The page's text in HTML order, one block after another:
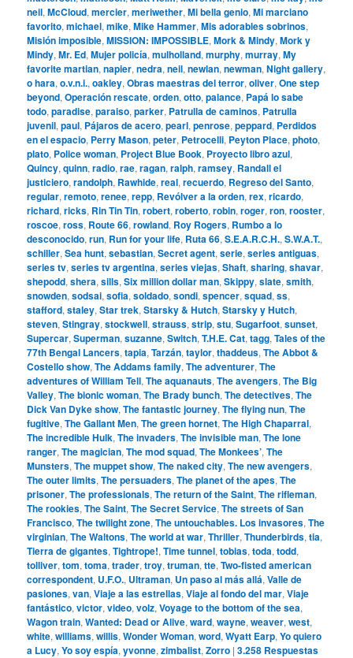
neil,McCloud,mercier,meriwether,Mi bella genio,Mi marciano
favorito,michael,mike,Mike Hammer,Mis adorables sobrinos,
Misión imposible,MISSION: IMPOSSIBLE,Mork & Mindy,Mork y
Mindy,Mr. Ed,Mujer policía,mulholland,murphy,murray,My
favorite martian,napier,nedra,neil,newlan,newman,Night gallery,
o hara,o.v.n.i.,oakley,Obras maestras del terror,oliver,One step
beyond,Operación rescate,orden,otto,palance, Papá lo sabe
todo,paradise,paraiso,parker, Patrulla de caminos, Patrulla
juvenil,paul, Pájaros de acero,pearl,penrose,peppard, Perdidos
en el espacio, Perry Mason,peter, Petrocelli, Peyton Place,photo,
plato, Police woman, Project Blue Book, Proyecto libro azul,
Quincy,quinn,radio,rae,ragan,ralph,ramsey, Randall el
justiciero,randolph, Rawhide,real,recuerdo, Regreso del Santo,
regular,remoto,renee,repp, Revólver a la orden,rex,ricardo,
richard,ricks, Rin Tin Tin,robert,roberto,robin,roger,ron,rooster,
roscoe,ross, Route 66,rowland, Roy Rogers, Rumbo a lo
desconocido,run, Run for your life, Ruta 66,S.E.A.R.C.H.,S.W.A.T.,
schiller,Sea hunt,sebastian,Secret agent,serie,series antiguas,
series tv,series tv argentina,series viejas,Shaft,sharing,shavar,
shepodd,shera,sills,Six million dollar man,Skippy,slate,smith,
snowden,sodsai,sofia,soldado,sondi,spencer,squad,ss,
stafford,staley,Star trek,Starsky & Hutch,Starsky y Hutch,
steven,Stingray,stockwell,strauss,strip,stu,Sugarfoot,sunset,
Supercar,Superman,suzanne,Switch,T.H.E. Cat,tagg,Tales of the
77th Bengal Lancers,tapia,Tarzán,taylor,thaddeus,The Abbot &
Costello show,The Addams family,The adventurer,The
adventures of William Tell,The aquanauts,The avengers,The Big
Valley,The bionic woman,The Brady bunch,The detectives,The
Dick Van Dyke show,The fantastic journey,The flying nun,The
fugitive,The Gallant Men,The green hornet,The High Chaparral,
The incredible Hulk,The invaders,The invisible man,The lone
ranger,The magician,The mod squad,The Monkees’,The
Munsters,The muppet show,The naked city,The new avengers,
The outer limits,The persuaders,The planet of the apes,The
prisoner,The professionals,The return of the Saint,The rifleman,
The rookies,The Saint,The Secret Service,The streets of San
Francisco,The twilight zone,The untouchables. Los invasores,The
virginian,The Waltons,The world at war,Thriller,Thunderbirds,tia,
Tierra de gigantes,Tightrope!,Time tunnel,tobias,toda,todd,
tolliver,tom,toma,trader,troy,truman,tte,Two-fisted american
correspondent, U.F.O., Ultraman, Un paso al más allá,Valle de
pasiones,van,Viaje a las estrellas,Viaje al fondo del mar,Viaje
fantástico,victor,video,volz,Voyage to the bottom of the sea,
Wagon train,Wanted: Dead or Alive,ward,wayne,weaver,west,
white,williams,willis,Wonder Woman,word,Wyatt Earp,Yo quiero
a Lucy,Yo soy espía,yvonne,zimbalist,Zorro |3.258 Respuestas